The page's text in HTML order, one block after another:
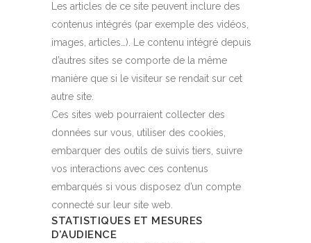
Les articles de ce site peuvent inclure des
contenus intégrés (par exemple des vidéos,
images, articles…). Le contenu intégré depuis
d’autres sites se comporte de la même
manière que si le visiteur se rendait sur cet
autre site.
Ces sites web pourraient collecter des
données sur vous, utiliser des cookies,
embarquer des outils de suivis tiers, suivre
vos interactions avec ces contenus
embarqués si vous disposez d’un compte
connecté sur leur site web.
STATISTIQUES ET MESURES
D’AUDIENCE